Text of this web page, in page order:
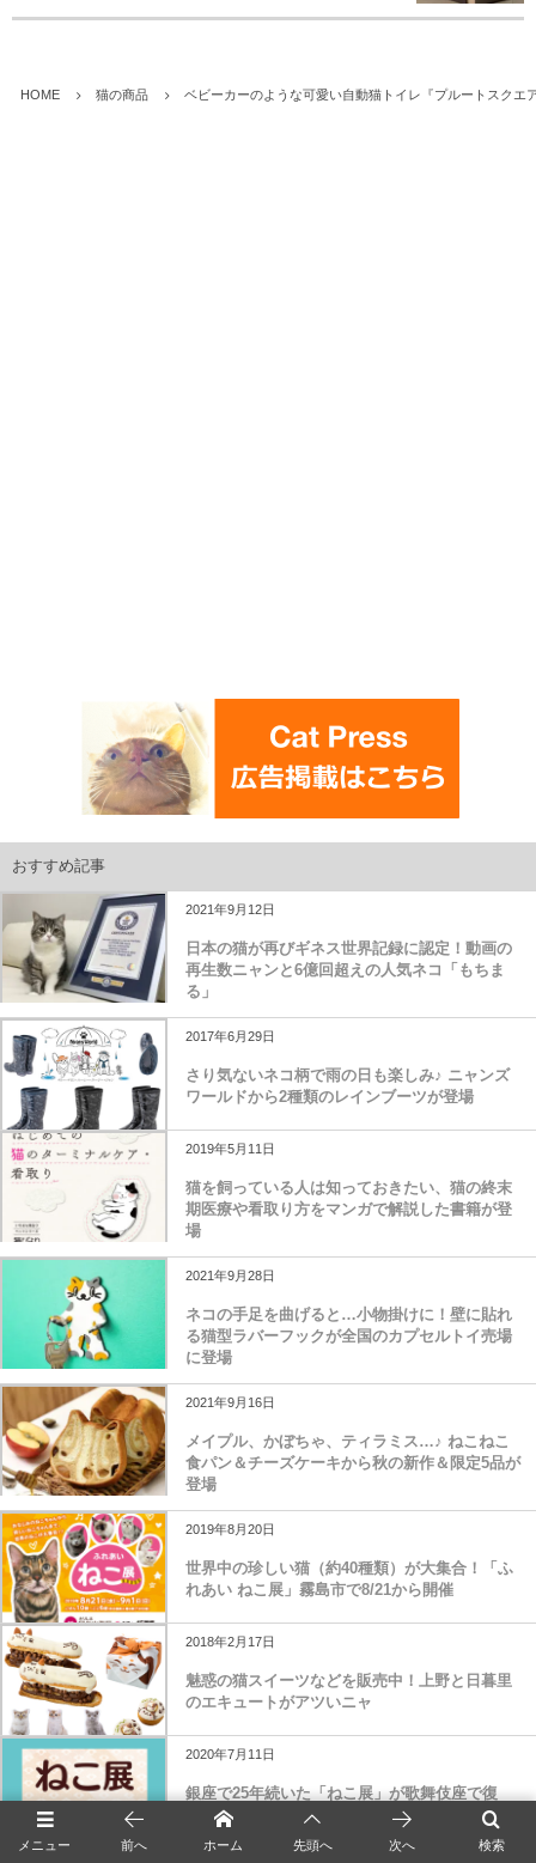
HOME 猫の商品 ベビーカーのような可愛い自動猫トイレ『プルートスクエ
おすすめ記事
2021年9月12日
日本の猫が再びギネス世界記録に認定！動画の
再生数ニャンと6億回超えの人気ネコ「もちま
る」
2017年6月29日
さり気ないネコ柄で雨の日も楽しみ♪ ニャンズ
ワールドから2種類のレインブーツが登場
2019年5月11日
猫を飼っている人は知っておきたい、猫の終末
期医療や看取り方をマンガで解説した書籍が登
場
2021年9月28日
ネコの手足を曲げると…小物掛けに！壁に貼れ
る猫型ラバーフックが全国のカプセルトイ売場
に登場
2021年9月16日
メイプル、かぼちゃ、ティラミス…♪ ねこねこ
食パン＆チーズケーキから秋の新作＆限定5品が
登場
2019年8月20日
世界中の珍しい猫（約40種類）が大集合！「ふ
れあい ねこ展」霧島市で8/21から開催
2018年2月17日
魅惑の猫スイーツなどを販売中！上野と日暮里
のエキュートがアツいニャ
2020年7月11日
銀座で25年続いた「ねこ展」が歌舞伎座で復
活！かぶきにゃんたろうの新商品も発売される
メニュー 検索
前へ ホーム 先頭へ 次へ